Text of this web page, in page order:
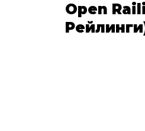
Open